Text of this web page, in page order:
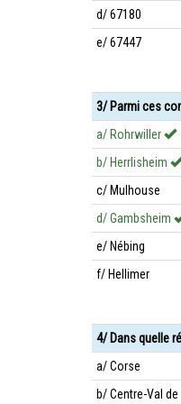
d/ 67180
e/ 67447
3/ Parmi ces
a/ Rohrwiller
b/ Herrlisheim
c/ Mulhouse
d/ Gambsheim
e/ Nébing
f/ Hellimer
4/ Dans quelle
a/ Corse
b/ Centre-Val de